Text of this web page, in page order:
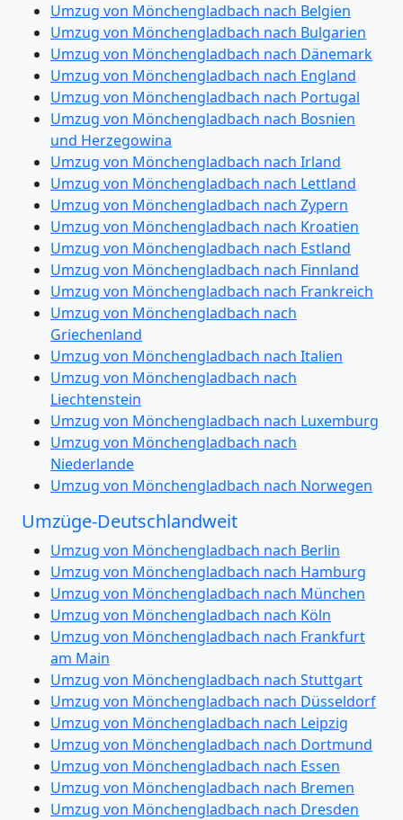
Umzug von Mönchengladbach nach Belgien
Umzug von Mönchengladbach nach Bulgarien
Umzug von Mönchengladbach nach Dänemark
Umzug von Mönchengladbach nach England
Umzug von Mönchengladbach nach Portugal
Umzug von Mönchengladbach nach Bosnien
und Herzegowina
Umzug von Mönchengladbach nach Irland
Umzug von Mönchengladbach nach Lettland
Umzug von Mönchengladbach nach Zypern
Umzug von Mönchengladbach nach Kroatien
Umzug von Mönchengladbach nach Estland
Umzug von Mönchengladbach nach Finnland
Umzug von Mönchengladbach nach Frankreich
Umzug von Mönchengladbach nach
Griechenland
Umzug von Mönchengladbach nach Italien
Umzug von Mönchengladbach nach
Liechtenstein
Umzug von Mönchengladbach nach Luxemburg
Umzug von Mönchengladbach nach
Niederlande
Umzug von Mönchengladbach nach Norwegen
Umzüge-Deutschlandweit
Umzug von Mönchengladbach nach Berlin
Umzug von Mönchengladbach nach Hamburg
Umzug von Mönchengladbach nach München
Umzug von Mönchengladbach nach Köln
Umzug von Mönchengladbach nach Frankfurt
am Main
Umzug von Mönchengladbach nach Stuttgart
Umzug von Mönchengladbach nach Düsseldorf
Umzug von Mönchengladbach nach Leipzig
Umzug von Mönchengladbach nach Dortmund
Umzug von Mönchengladbach nach Essen
Umzug von Mönchengladbach nach Bremen
Umzug von Mönchengladbach nach Dresden